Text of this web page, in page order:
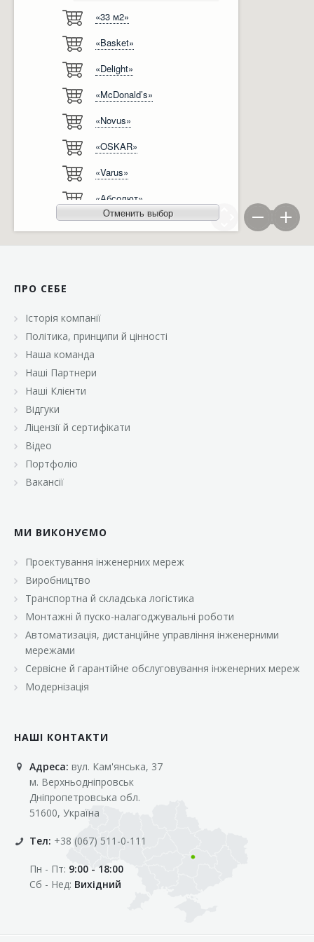
Ліцензії, сертифікати, дипломи
Автоматизація
Модернізація
«33 м2»
«Basket»
«Delight»
«McDonald’s»
«Novus»
«OSKAR»
«Varus»
«Абсолют»
«Агро-Овен»
«Велмарт»
«ВК Експресс»
«Класс»
«Континент»
«Малинка»
«Марс»
«Оптовичок»
«Свіжачок»
«Сільпо»
«Фора»
«Фреш»
«Фуршет»
«Цент»
Отменить выбор
ПРО СЕБЕ
Історія компанії
Політика, принципи й цінності
Наша команда
Наші Партнери
Наші Клієнти
Відгуки
Ліцензії й сертифікати
Відео
Портфоліо
Вакансії
МИ ВИКОНУЄМО
Проектування інженерних мереж
Виробництво
Транспортна й складська логістика
Монтажні й пуско-налагоджувальні роботи
Автоматизація, дистанційне управління інженерними
мережами
Сервісне й гарантійне обслуговування інженерних мереж
Модернізація
НАШІ КОНТАКТИ
Адреса: вул. Кам'янська, 37
м. Верхньодніпровськ
Дніпропетровська обл.
51600, Україна
Тел: +38 (067) 511-0-111
Пн - Пт: 9:00 - 18:00
Сб - Нед: Вихідний